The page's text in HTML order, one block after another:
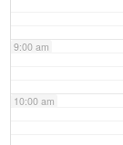
9:00 am
10:00 am